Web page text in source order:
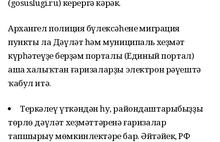
(gosuslugi.ru) керергә кәрәк.
Архангел полиция бүлексәһенең миграция
пункты ла Дәүләт һәм муниципаль хеҙмәт
күрһәтеүҙең берҙәм порталы (Единый портал)
аша халыҡтан ғаризаларҙы электрон рәүештә
ҡабул итә.
Теркәлеү үткәндән һуң, райондаштарыбыҙҙың
төрлө дәүләт хеҙмәттәренә ғаризалар
тапшырыу мөмкинлектәре бар. Әйтәйек, РФ